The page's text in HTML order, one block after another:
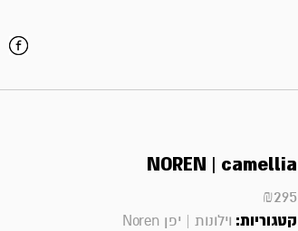
NOREN | camellia
₪295
קטגוריות: וילונות | יפן Noren